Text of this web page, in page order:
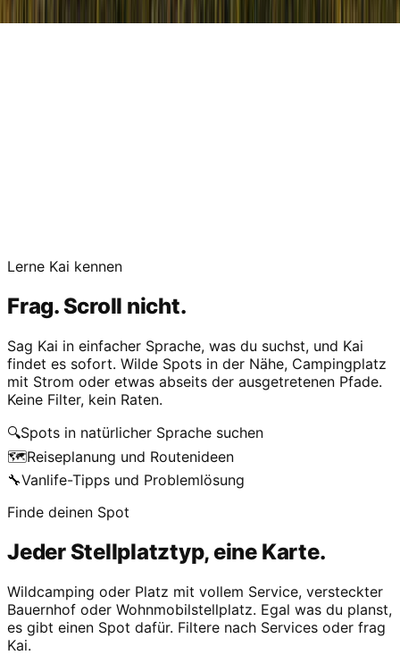
Lerne Kai kennen
Frag. Scroll nicht.
Sag Kai in einfacher Sprache, was du suchst, und Kai
findet es sofort. Wilde Spots in der Nähe, Campingplatz
mit Strom oder etwas abseits der ausgetretenen Pfade.
Keine Filter, kein Raten.
🔍Spots in natürlicher Sprache suchen
🗺️Reiseplanung und Routenideen
🔧Vanlife-Tipps und Problemlösung
Finde deinen Spot
Jeder Stellplatztyp, eine Karte.
Wildcamping oder Platz mit vollem Service, versteckter
Bauernhof oder Wohnmobilstellplatz. Egal was du planst,
es gibt einen Spot dafür. Filtere nach Services oder frag
Kai.